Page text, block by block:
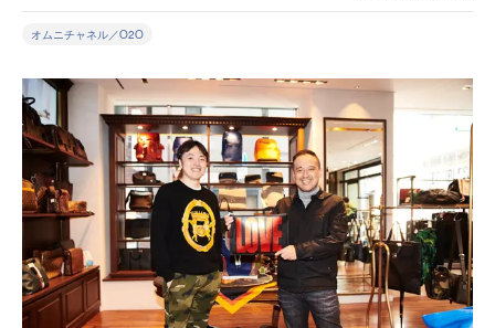
オムニチャネル／O2O